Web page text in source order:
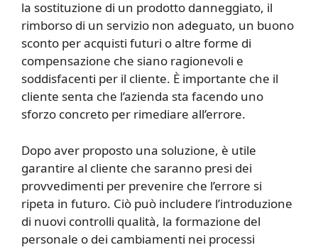
la sostituzione di un prodotto danneggiato, il
rimborso di un servizio non adeguato, un buono
sconto per acquisti futuri o altre forme di
compensazione che siano ragionevoli e
soddisfacenti per il cliente. È importante che il
cliente senta che l’azienda sta facendo uno
sforzo concreto per rimediare all’errore.
Dopo aver proposto una soluzione, è utile
garantire al cliente che saranno presi dei
provvedimenti per prevenire che l’errore si
ripeta in futuro. Ciò può includere l’introduzione
di nuovi controlli qualità, la formazione del
personale o dei cambiamenti nei processi